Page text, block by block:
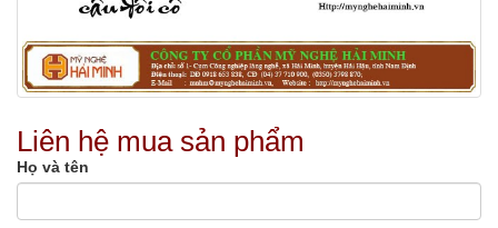
Liên hệ mua sản phẩm
Họ và tên